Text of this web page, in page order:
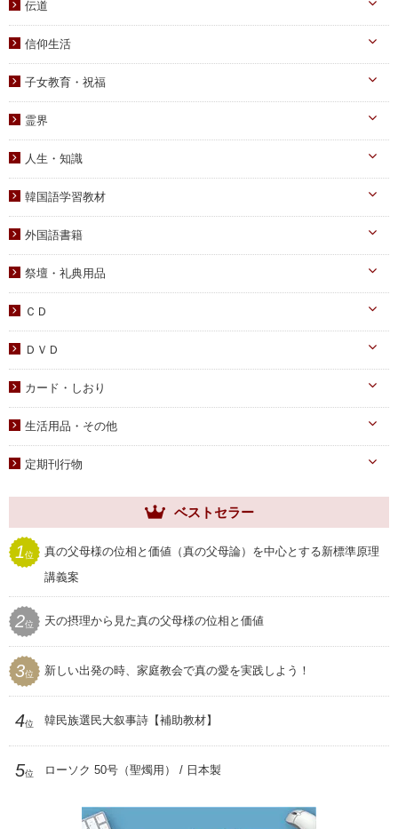
信仰入門
祈祷文集
宣布・講演
勝共理論
伝道
統一運動
ブックレット
信仰生活
祝福・伝統
信仰の証し・教会史
書写
子女教育・祝福
中高生向け
青年向け
父母向け
DVD
PDF版（子女向け）
霊界
人生・知識
知識
宗教迫害
韓国語学習教材
外国語書籍
祭壇・礼典用品
祭壇用ﾃｰﾌﾞﾙｸﾛｽ
献金袋
聖塩入れ
ＣＤ
ＤＶＤ
子女教育
アニメ
カード・しおり
クリアしおり
生活用品・その他
家庭用品
セール
プレゼント用品
定期刊行物
世界家庭
ムーンワールド
聖和
ベストセラー
1位
真の父母様の位相と価値（真の父母論）を中心とする新標準原理
講義案
2位 天の摂理から見た真の父母様の位相と価値
3位 新しい出発の時、家庭教会で真の愛を実践しよう！
4位 韓民族選民大叙事詩【補助教材】
5位 ローソク 50号（聖燭用） / 日本製